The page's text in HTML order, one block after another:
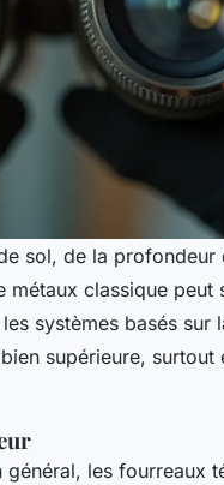
sol, de la profondeur
classique peut
systèmes basés sur
supérieure, surtout
général, les fourreaux